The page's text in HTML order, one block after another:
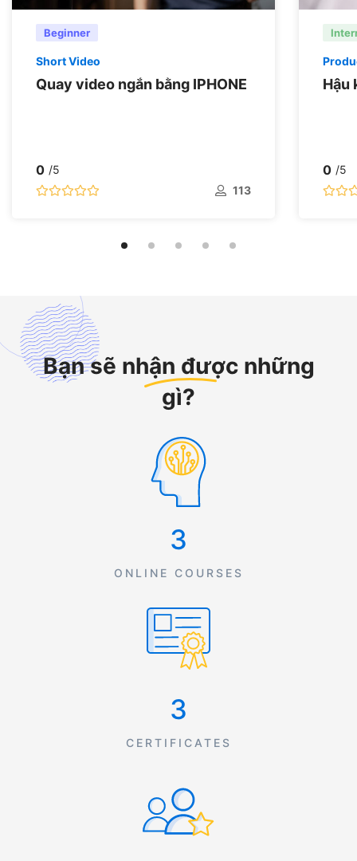
Beginner
Short Video
Quay video ngắn bằng IPHONE
0 /5
113
Hậu
0 /5
Bạn sẽ nhận đượcnhững
gì?
3
ONLINE COURSES
3
CERTIFICATES